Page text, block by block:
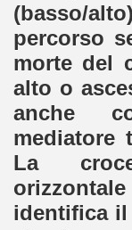
(basso/
percorso
morte del
alto o
anche
mediatore
La
identifica il